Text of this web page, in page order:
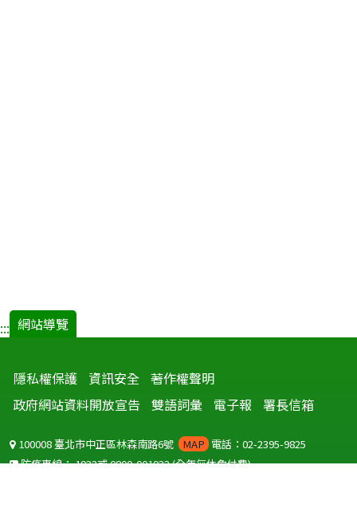
::: 網站導覽
隱私權保護 資訊安全 著作權聲明
政府網站資料開放宣告
雙語詞彙 電子報 署長信箱
100008 臺北市中正區林森南路6號 MAP 電話：02-2395-9825
防疫專線：1922或0800-001922(全年無休免付費)